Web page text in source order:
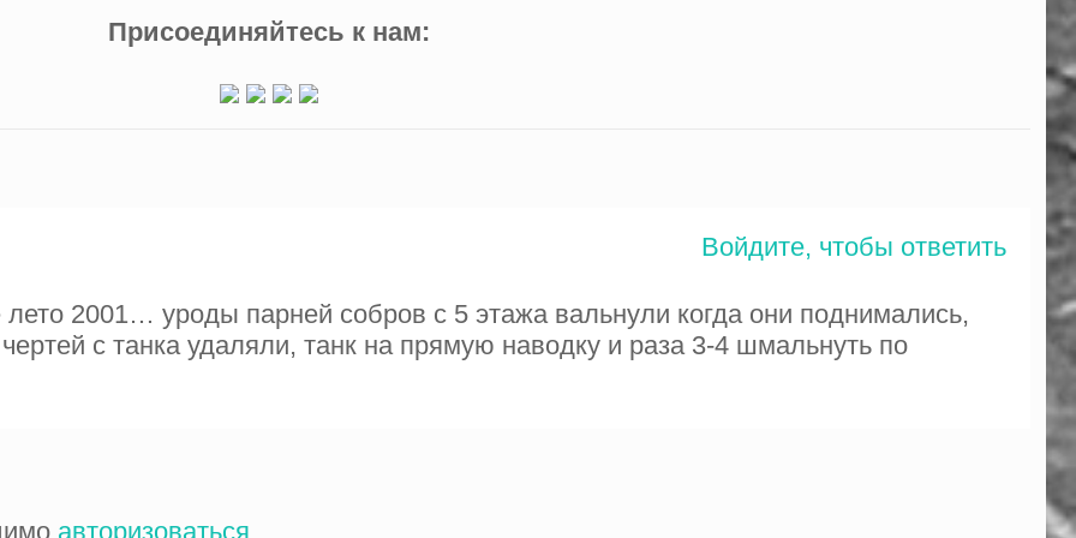
Присоединяйтесь к нам:
2001… уроды парней собров с 5 этажа вальнули когда они поднимались,
с танка удаляли, танк на прямую наводку и раза 3-4 шмальнуть по
Войдите, чтобы ответить
авторизоваться